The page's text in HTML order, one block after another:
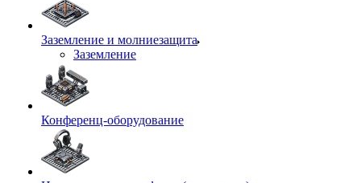
Заземление и молниезащита
Заземление
Конференц-оборудование